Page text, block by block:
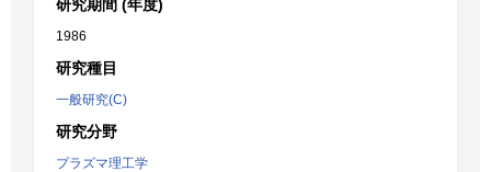
研究期間 (年度)
1986
研究種目
一般研究(C)
研究分野
プラズマ理工学